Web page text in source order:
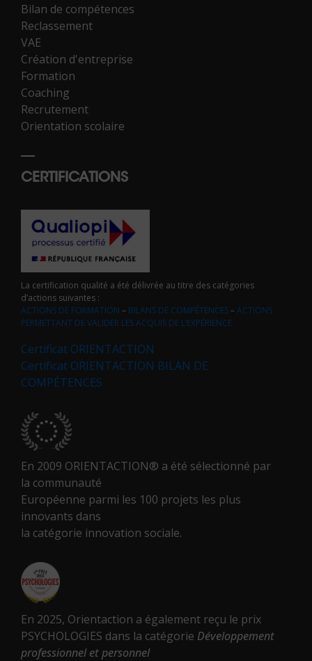
Bilan de compétences
Reclassement
VAE
Création d'entreprise
Formation
Coaching
Recrutement
Orientation scolaire
CERTIFICATIONS
La certification qualité a été délivrée au titre des catégories
d’actions suivantes :
ACTIONS DE FORMATION – BILANS DE COMPÉTENCES–ACTIONS
PERMETTANT DE VALIDER LES ACQUIS DE L’EXPÉRIENCE
Certificat ORIENTACTION
Certificat ORIENTACTION BILAN DE
COMPÉTENCES
En 2009 ORIENTACTION® a été sélectionné par
la communauté
Européenne parmi les 100 projets les plus
innovants dans
la catégorie innovation sociale.
En 2025, Orientaction a également reçu le prix
PSYCHOLOGIES dans la catégorie Développement
professionnel et personnel